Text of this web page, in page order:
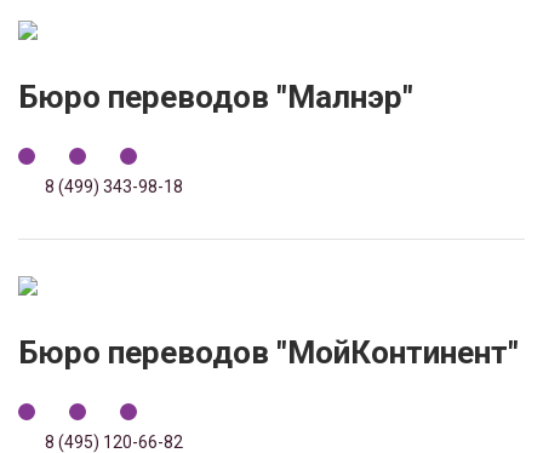
Бюро переводов "Малнэр"
8 (499) 343-98-18
Бюро переводов "МойКонтинент"
8 (495) 120-66-82